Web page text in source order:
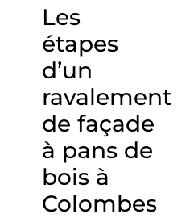
Les
étapes
d’un
ravalement
de façade
à pans de
bois à
Colombes